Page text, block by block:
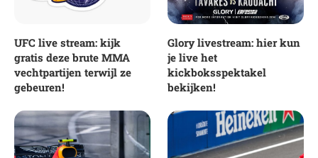
UFC live stream: kijk
gratis deze brute MMA
vechtpartijen terwijl ze
gebeuren!
Glory livestream: hier kun
je live het
kickboksspektakel
bekijken!